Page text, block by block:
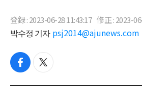
登録 : 2023-06-28 11:43:17 修正 : 2023-
박수정 기자 psj2014@ajunews.com
f
c
t
i